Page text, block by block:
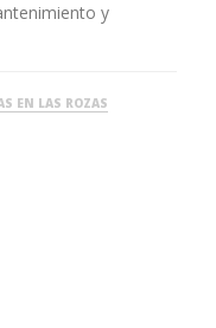
y
EN LAS ROZAS